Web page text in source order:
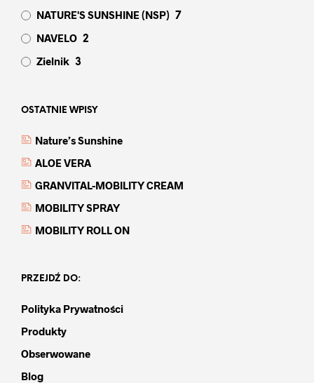
NATURE'S SUNSHINE (NSP) 7
NAVELO 2
Zielnik 3
OSTATNIE WPISY
Nature’s Sunshine
ALOE VERA
GRANVITAL-MOBILITY CREAM
MOBILITY SPRAY
MOBILITY ROLL ON
PRZEJDŹ DO:
Polityka Prywatności
Produkty
Obserwowane
Blog